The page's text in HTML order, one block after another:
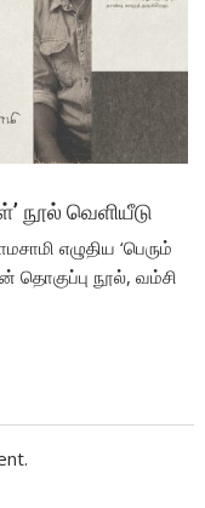
நூல் வெளியீடு
எழுதிய ‘பெரும்
நூல், வம்சி